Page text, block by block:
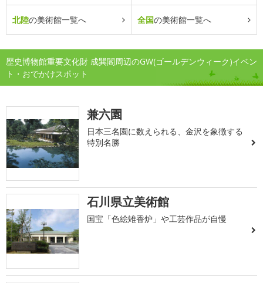
北陸の美術館一覧へ 全国の美術館一覧へ
歴史博物館重要文化財 成巽閣周辺のGW(ゴールデンウィーク)イベン
ト・おでかけスポット
兼六園
日本三名園に数えられる、金沢を象徴する
特別名勝
石川県立美術館
国宝「色絵雉香炉」や工芸作品が自慢